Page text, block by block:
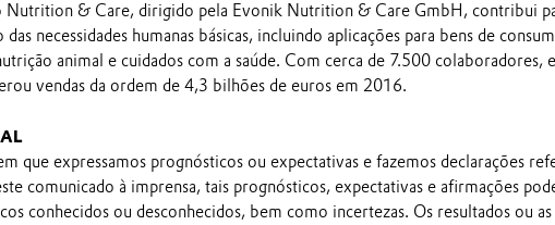
Nutrition & Care, dirigido pela Evonik Nutrition & Care GmbH, contribui
necessidades humanas básicas, incluindo aplicações para bens de
animal e cuidados com a saúde. Com cerca de 7.500 colaboradores,
vendas da ordem de 4,3 bilhões de euros em 2016.
que expressamos prognósticos ou expectativas e fazemos declarações
comunicado à imprensa, tais prognósticos, expectativas e afirmações
conhecidos ou desconhecidos, bem como incertezas. Os resultados ou as